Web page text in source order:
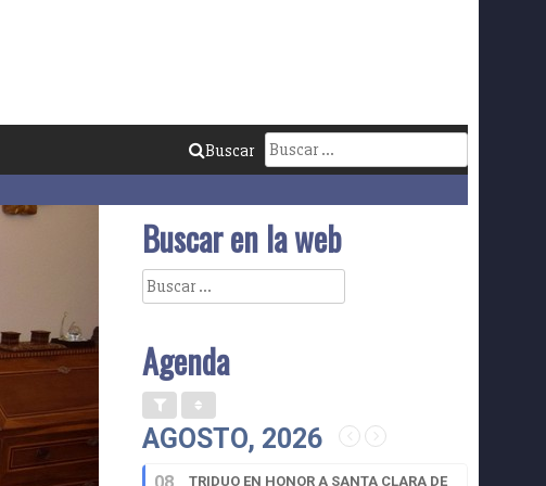
Buscar:
Buscar
Buscar en la web
Buscar:
Agenda
AGOSTO, 2026
TRIDUO EN HONOR A SANTA CLARA DE